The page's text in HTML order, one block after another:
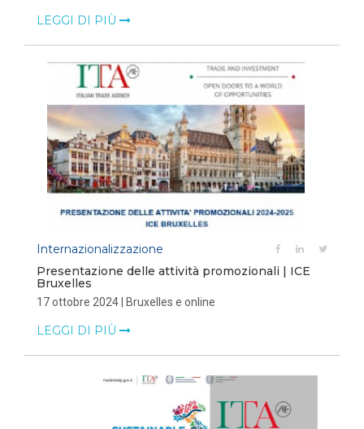
LEGGI DI PIÙ
Internazionalizzazione
Presentazione delle attività promozionali | ICE
Bruxelles
17 ottobre 2024 | Bruxelles e online
LEGGI DI PIÙ